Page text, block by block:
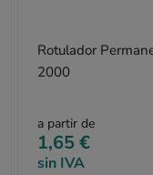
Rotulador
2000
a partir de
1,65 €
sin IVA